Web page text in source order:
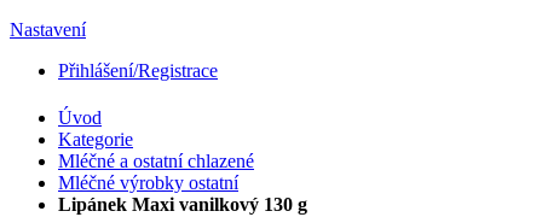
Nastavení
Přihlášení/Registrace
Úvod
Kategorie
Mléčné a ostatní chlazené
Mléčné výrobky ostatní
Lipánek Maxi vanilkový 130 g